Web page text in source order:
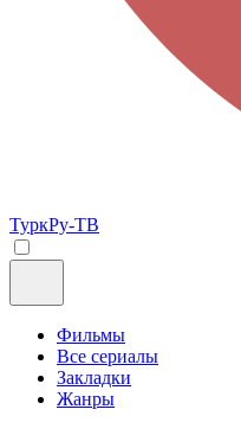
ТуркРу-ТВ
Фильмы
Все сериалы
Закладки
Жанры